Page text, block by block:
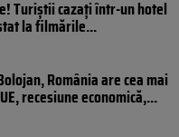
Turiștii cazați într-un hotel
la filmările...
România are cea mai
recesiune economică,...